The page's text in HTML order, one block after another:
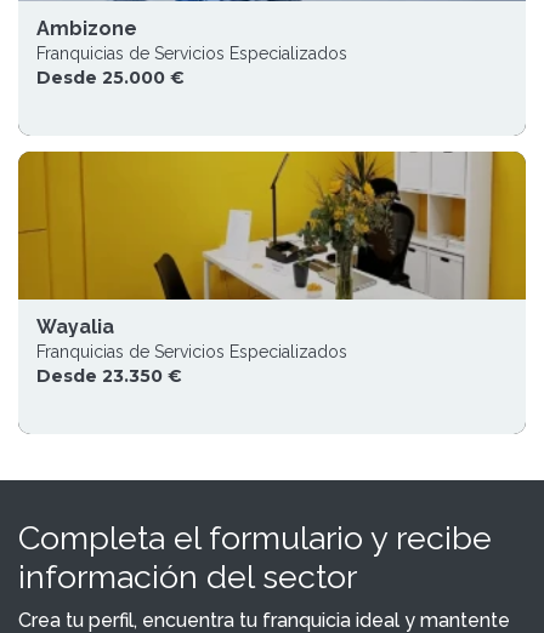
Ambizone
Franquicias de Servicios Especializados
Desde 25.000 €
Wayalia
Franquicias de Servicios Especializados
Desde 23.350 €
Completa el formulario y recibe
información del sector
Crea tu perfil, encuentra tu franquicia ideal y mantente